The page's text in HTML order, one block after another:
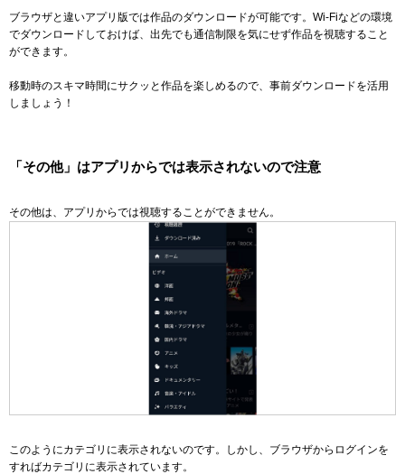
ブラウザと違いアプリ版では作品のダウンロードが可能です。Wi-Fiなどの環境
でダウンロードしておけば、出先でも通信制限を気にせず作品を視聴すること
ができます。
移動時のスキマ時間にサクッと作品を楽しめるので、事前ダウンロードを活用
しましょう！
「その他」はアプリからでは表示されないので注意
その他は、アプリからでは視聴することができません。
このようにカテゴリに表示されないのです。しかし、ブラウザからログインを
すればカテゴリに表示されています。